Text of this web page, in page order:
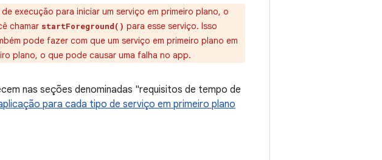
execução para iniciar um serviço em primeiro plano, o
chamar startForeground() para esse serviço. Isso
pode fazer com que um serviço em primeiro plano em
plano, o que pode causar uma falha no app.
nas seções denominadas "requisitos de tempo de
para cada tipo de serviço em primeiro plano